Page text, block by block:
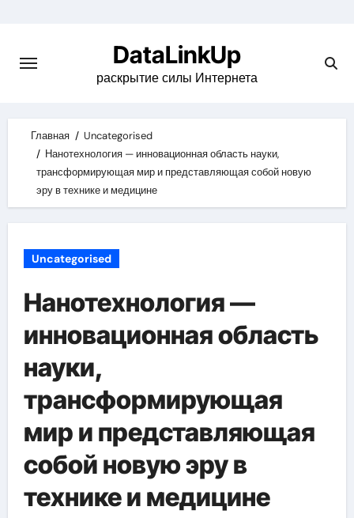
content
DataLinkUp
раскрытие силы Интернета
Главная
Uncategorised
Нанотехнология — инновационная область науки,
трансформирующая мир и представляющая собой новую
эру в технике и медицине
Uncategorised
Нанотехнология —
инновационная область
науки,
трансформирующая
мир и представляющая
собой новую эру в
технике и медицине